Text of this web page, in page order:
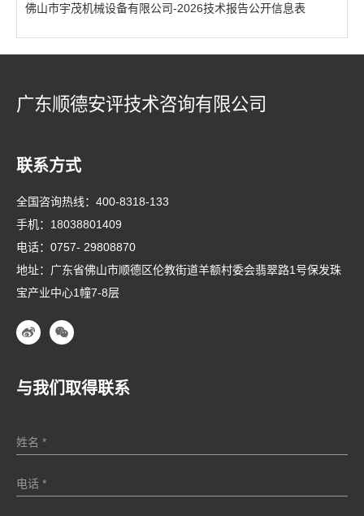
佛山市宇茂机械设备有限公司-2026技术报告公开信息表
广东顺德安评技术咨询有限公司
联系方式
全国咨询热线： 400-8318-133
手机： 18038801409
电话： 0757- 29808870
地址：广东省佛山市顺德区伦教街道羊额村委会翡翠路1号保发珠
宝产业中心1幢7-8层
与我们取得联系